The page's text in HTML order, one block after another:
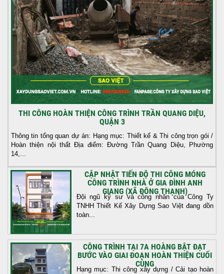
THI CÔNG HOÀN THIỆN CÔNG TRÌNH TRẦN QUANG DIỆU,
QUẬN 3
Thông tin tổng quan dự án: Hạng mục: Thiết kế & Thi công trọn gói /
Hoàn thiện nội thất Địa điểm: Đường Trần Quang Diệu, Phường
14,...
CẬP NHẬT TIẾN ĐỘ THI CÔNG MÓNG
CÔNG TRÌNH NHÀ Ở GIA ĐÌNH ANH
GIANG (XÃ ĐÔNG THẠNH)
Đội ngũ kỹ sư và công nhân của Công Ty
TNHH Thiết Kế Xây Dựng Sao Việt đang dồn
toàn...
CÔNG TRÌNH TẠI 7A HOÀNG BẬT ĐẠT
BƯỚC VÀO GIAI ĐOẠN HOÀN THIỆN CUỐI
CÙNG
Hạng mục: Thi công xây dựng / Cải tạo hoàn